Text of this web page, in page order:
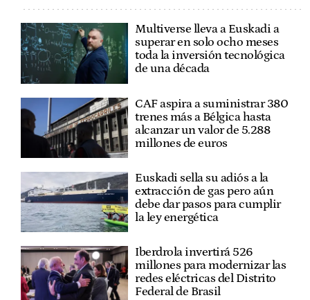
Multiverse lleva a Euskadi a
superar en solo ocho meses
toda la inversión tecnológica
de una década
CAF aspira a suministrar 380
trenes más a Bélgica hasta
alcanzar un valor de 5.288
millones de euros
Euskadi sella su adiós a la
extracción de gas pero aún
debe dar pasos para cumplir
la ley energética
Iberdrola invertirá 526
millones para modernizar las
redes eléctricas del Distrito
Federal de Brasil